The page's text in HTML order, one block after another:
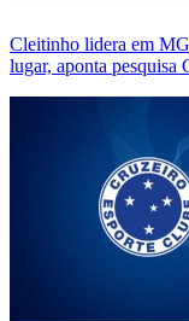
Cleitinho lidera em
lugar, aponta pesquisa